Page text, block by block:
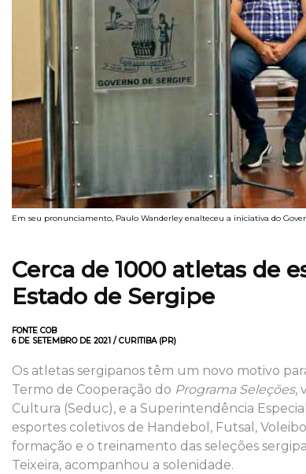
Em seu pronunciamento, Paulo Wanderley enalteceu a iniciativa do
Cerca de 1000 atletas de
Estado de Sergipe
FONTE COB
6 DE SETEMBRO DE 2021 / CURITIBA (PR)
Os atletas sergipanos têm um novo motivo
Termo de Cooperação do Programa Seleções,
Cultura (Seduc), e a Superintendência
esportes coletivos de Handebol, Futsal,
formação e o treinamento das seleções
Teixeira, acompanhou a solenidade.